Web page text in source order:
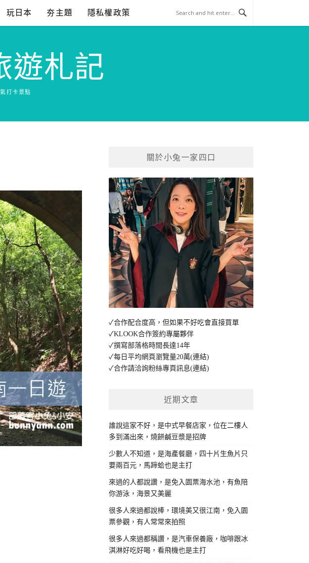
玩日本 夯主題 隱私權政策
遊札記
打卡景點
關於小兔一家四口
✓合作配合度高，但如果不好吃會直接買單
✓KLOOK合作簽約專屬夥伴
✓撰寫部落格時間長達14年
✓每日平均網頁瀏覽量20萬(連結)
✓合作請洽詢粉絲專頁訊息(連結)
近期文章
誰說這家不好，是中式早餐店家，位在二樓人
多到滿出來，燒餅鹹豆漿是招牌
少數人不知道，是海產餐廳，四十片生魚片只
要兩百元，馬蹄蛤也是主打
來過的人都說讚，是免入園票海水池，有魚陪
你游泳，海景又美麗
很多人來過都說棒，環境美又很江南，免入園
票參觀，有人常常來拍照
很多人來過都稱讚，是汽車保養廠，咖啡跟冰
淇淋好吃好喝，看飛機也是主打